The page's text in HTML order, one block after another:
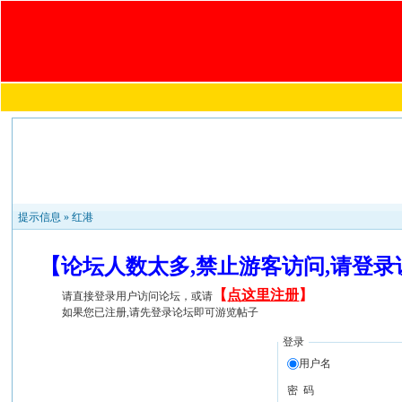
提示信息 »红港
【论坛人数太多,禁止游客访问,请登
请直接登录用户访问论坛，或请 【 点这里注册】
如果您已注册,请先登录论坛即可游览帖子
登录
用户名
密 码